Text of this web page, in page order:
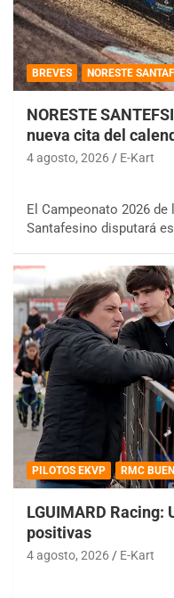
BREVES NORESTE
NORESTE
nueva cita del
4 agosto, 2026 E-Kart
El Campeonato 2026
Santafesino disputará
PILOTOS EKVP RMC
LGUIMARD Racing:
positivas
4 agosto, 2026 E-Kart